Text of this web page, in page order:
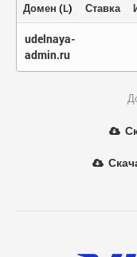
Домен (L) Ставка
udelnaya-
admin.ru